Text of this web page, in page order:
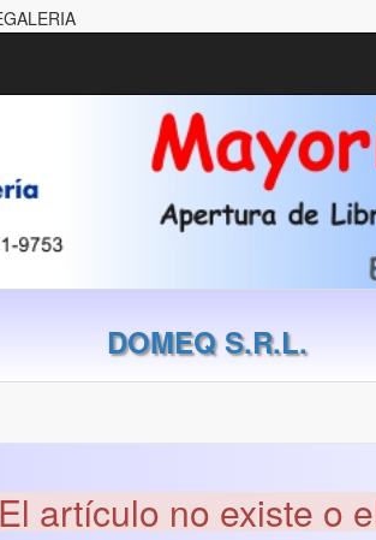
DOMEQ S.R.L.
El artículo no existe o